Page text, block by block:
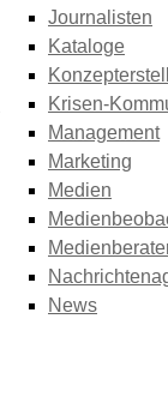
Journalisten
Kataloge
Krisen-
Management
Marketing
Medien
News